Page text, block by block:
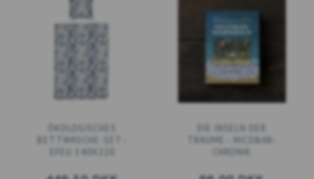
ÖKOLOGISCHES
BETTWÄSCHE-SET -
EFEU 140X220
DIE INSELN DER
TRÄUME - NICOBAR-
CHRONIK